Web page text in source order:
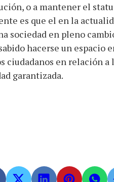
o a mantener el
es que el en la
sociedad en pleno
hacerse un espacio
ciudadanos en relación
garantizada.